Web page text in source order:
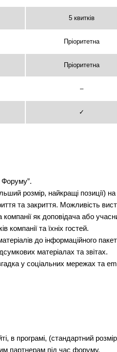
5 квитків
Пріоритетна
Пріоритетна
–
✓
Форуму”.
розмір, найкращі позиції)
та закриття. Можливість
як доповідача або
компанії та їхніх гостей.
до інформаційного
матеріалах та звітах.
у соціальних мережах та
в програмі, (стандартний
партнерам під час форуму.